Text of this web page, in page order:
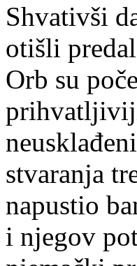
Shvativši
otišli
Orb su
stvaranja
napustio
i njegov